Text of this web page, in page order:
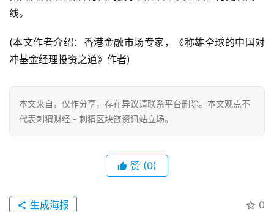
线。
(本文作者介绍：香港金融市场专家，《称雄全球的中国对
冲基金经理投资之道》作者)
本文来自 ，仅作分享，存在异议请联系平台删除。本文观点不
代表刺猬财经 - 刺猬区块链资讯站立场。
赞 (0)
0
生成海报